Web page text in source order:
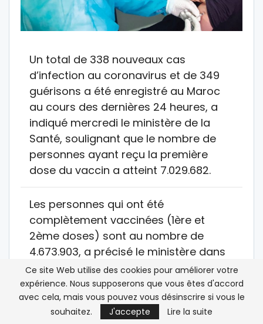
Un total de 338 nouveaux cas
d’infection au coronavirus et de 349
guérisons a été enregistré au Maroc
au cours des dernières 24 heures, a
indiqué mercredi le ministère de la
Santé, soulignant que le nombre de
personnes ayant reçu la première
dose du vaccin a atteint 7.029.682.
Les personnes qui ont été
complètement vaccinées (1ère et
2ème doses) sont au nombre de
4.673.903, a précisé le ministère dans
son bulletin quotidien sur la situation
de la Covid-19.
Ce nouveau bilan porte à 515.758 le
Ce site Web utilise des cookies pour améliorer votre
expérience. Nous supposerons que vous êtes d'accord
avec cela, mais vous pouvez vous désinscrire si vous le
souhaitez.
J'accepte Lire la suite